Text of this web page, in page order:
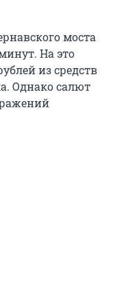
моста
На это
из средств
Однако салют